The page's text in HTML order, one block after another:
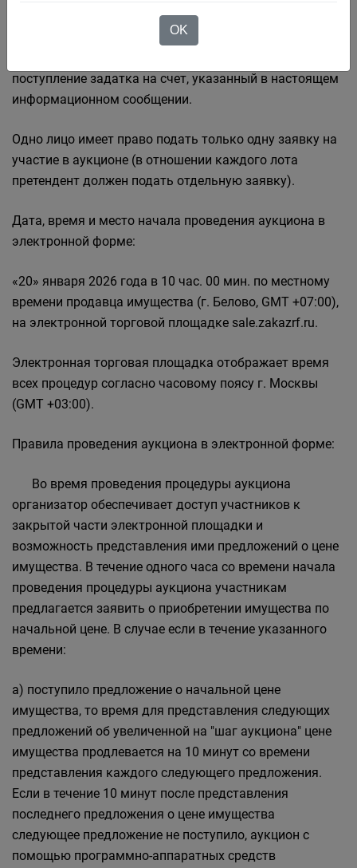
соответствии со ст.5 ФЗ от 21.12.2001 №178-ФЗ «О
приватизации…», своевременно подавшие заявку,
поступление задатка на счет, указанный в настоящем
информационном сообщении.
Одно лицо имеет право подать только одну заявку на
участие в аукционе (в отношении каждого лота
претендент должен подать отдельную заявку).
Дата, время и место начала проведения аукциона в
электронной форме:
«20» января 2026 года в 10 час. 00 мин. по местному
времени продавца имущества (г. Белово, GMT +07:00),
на электронной торговой площадке sale.zakazrf.ru.
Электронная торговая площадка отображает время
всех процедур согласно часовому поясу г. Москвы
(GMT +03:00).
Правила проведения аукциона в электронной форме:
Во время проведения процедуры аукциона
организатор обеспечивает доступ участников к
закрытой части электронной площадки и
возможность представления ими предложений о цене
имущества. В течение одного часа со времени начала
проведения процедуры аукциона участникам
предлагается заявить о приобретении имущества по
начальной цене. В случае если в течение указанного
времени:
а) поступило предложение о начальной цене
имущества, то время для представления следующих
предложений об увеличенной на "шаг аукциона" цене
имущества продлевается на 10 минут со времени
представления каждого следующего предложения.
Если в течение 10 минут после представления
последнего предложения о цене имущества
следующее предложение не поступило, аукцион с
помощью программно-аппаратных средств
OK